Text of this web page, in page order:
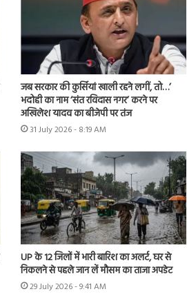
जब सरकार की कुर्सियां खाली रहने लगीं, तो…’
भदोही का नाम ‘संत रविदास नगर’ करने पर
अखिलेश यादव का बीजेपी पर तंज
31 July 2026 - 8:19 AM
UP के 12 जिलों में भारी बारिश का अलर्ट, घर से
निकलने से पहले जान लें मौसम का ताजा अपडेट
29 July 2026 - 9:41 AM